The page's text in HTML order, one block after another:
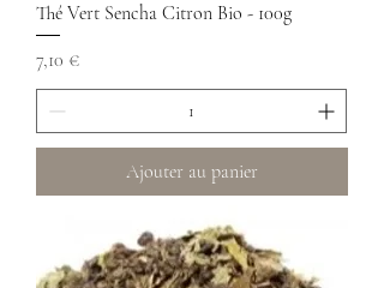
Thé Vert Sencha Citron Bio - 100g
Prix
7,10 €
Ajouter au panier